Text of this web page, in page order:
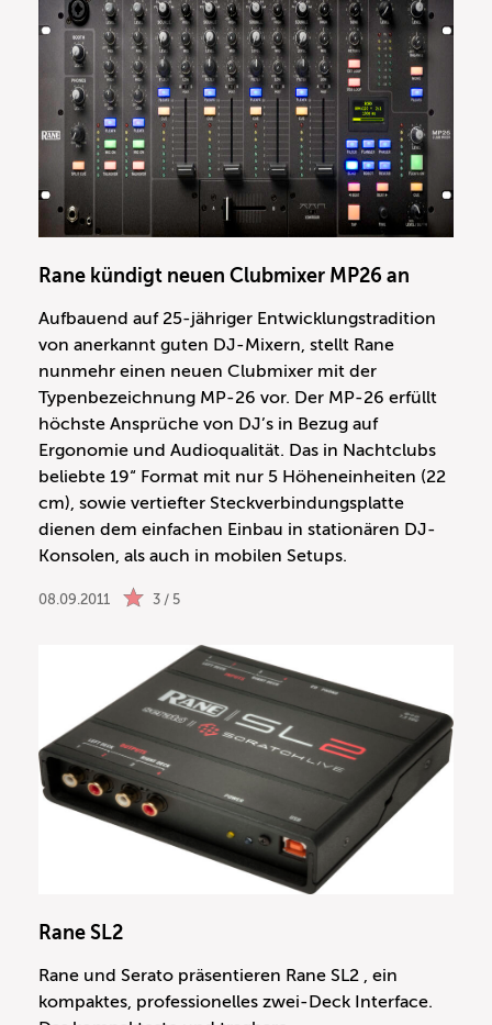
Rane kündigt neuen Clubmixer MP26 an
Aufbauend auf 25-jähriger Entwicklungstradition
von anerkannt guten DJ-Mixern, stellt Rane
nunmehr einen neuen Clubmixer mit der
Typenbezeichnung MP-26 vor. Der MP-26 erfüllt
höchste Ansprüche von DJ’s in Bezug auf
Ergonomie und Audioqualität. Das in Nachtclubs
beliebte 19“ Format mit nur 5 Höheneinheiten (22
cm), sowie vertiefter Steckverbindungsplatte
dienen dem einfachen Einbau in stationären DJ-
Konsolen, als auch in mobilen Setups.
08.09.2011 3 / 5
Rane SL2
Rane und Serato präsentieren Rane SL2 , ein
kompaktes, professionelles zwei-Deck Interface.